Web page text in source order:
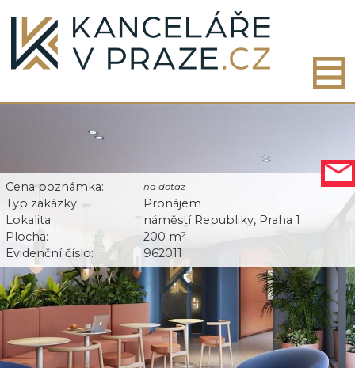
Cena poznámka: na dotaz
Typ zakázky:
Pronájem
Lokalita:
náměstí Republiky, Praha 1
Plocha:
200 m2
Evidenční číslo: 962011